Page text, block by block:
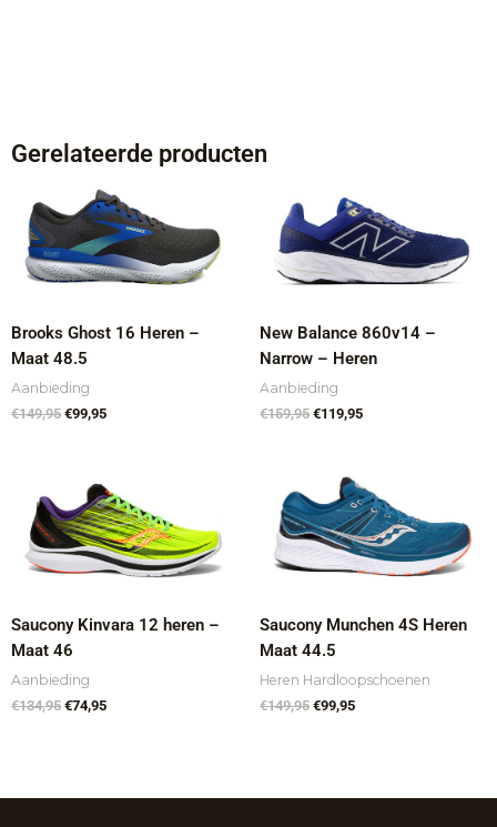
Gerelateerde producten
Brooks Ghost 16 Heren –
Maat 48.5
Aanbieding
€149,95
Oorspronkelijke
prijs
was:
€149,95.
€99,95
Huidige
prijs
is:
€99,95.
New Balance 860v14 –
Narrow – Heren
Aanbieding
€159,95
prijs
was:
€159,95.
€119,95
prijs
is:
€119,95.
Saucony Kinvara 12 heren –
Maat 46
Aanbieding
€134,95
Oorspronkelijke
prijs
was:
€134,95.
€74,95
prijs
is:
€74,95.
Saucony Munchen 4S Heren
Maat 44.5
Heren Hardloopschoenen
€149,95
Oorspronkelijke
prijs
was:
€149,95.
€99,95
Huidige
prijs
is:
€99,95.